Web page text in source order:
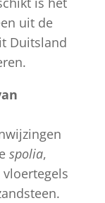
uit de
Duitsland
spolia,